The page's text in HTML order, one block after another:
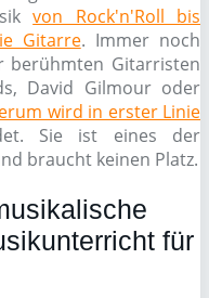
von Rock'n'Roll bis
Gitarre. Immer noch
berühmten Gitarristen
David Gilmour oder
wird in erster Linie
Sie ist eines der
braucht keinen Platz.
für